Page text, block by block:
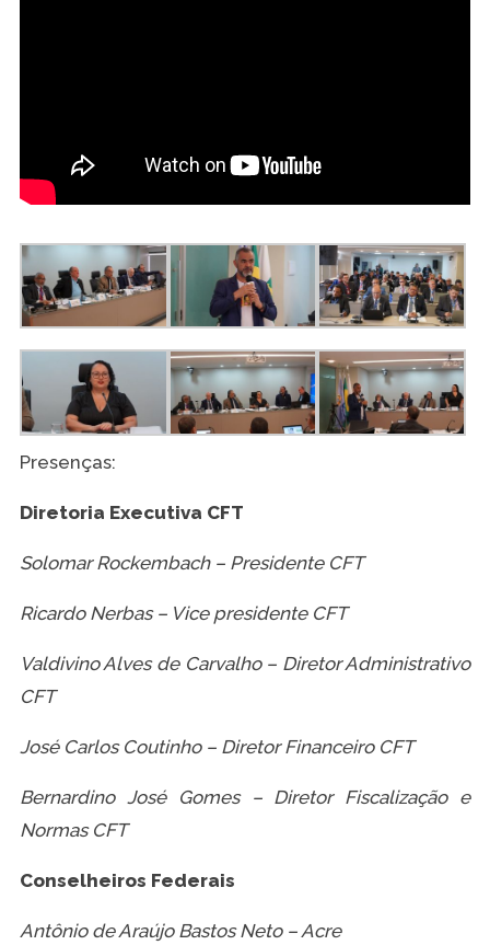
Presenças:
Diretoria Executiva CFT
Solomar Rockembach – Presidente CFT
Ricardo Nerbas – Vice presidente CFT
Valdivino Alves de Carvalho – Diretor Administrativo
CFT
José Carlos Coutinho – Diretor Financeiro CFT
Bernardino José Gomes – Diretor Fiscalização e
Normas CFT
Conselheiros Federais
Antônio de Araújo Bastos Neto – Acre